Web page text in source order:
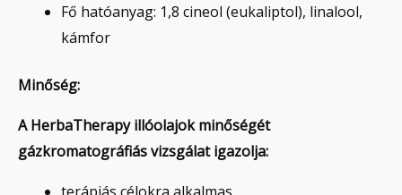
Fő hatóanyag: 1,8 cineol (eukaliptol), linalool,
kámfor
Minőség:
A HerbaTherapy illóolajok minőségét
gázkromatográfiás vizsgálat igazolja:
terápiás célokra alkalmas